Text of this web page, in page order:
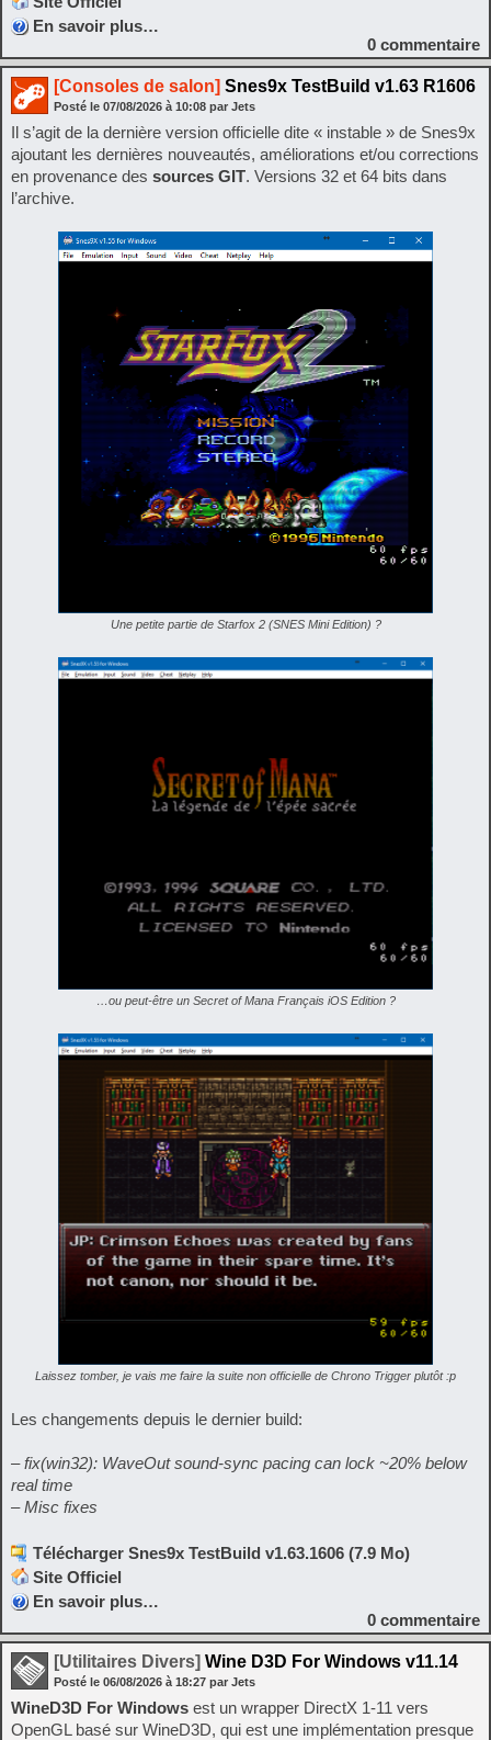
En savoir plus…
0 commentaire
[Consoles de salon] Snes9x TestBuild v1.63 R1606
Posté le 07/08/2026 à 10:08 par Jets
Il s’agit de la dernière version officielle dite « instable » de Snes9x
ajoutant les dernières nouveautés, améliorations et/ou corrections
en provenance des sources GIT. Versions 32 et 64 bits dans
l’archive.
Une petite partie de Starfox 2 (SNES Mini Edition) ?
…ou peut-être un Secret of Mana Français iOS Edition ?
Laissez tomber, je vais me faire la suite non officielle de Chrono Trigger plutôt :p
Les changements depuis le dernier build:
– fix(win32): WaveOut sound-sync pacing can lock ~20% below
real time
– Misc fixes
Télécharger Snes9x TestBuild v1.63.1606 (7.9 Mo)
Site Officiel
En savoir plus…
0 commentaire
[Utilitaires Divers] Wine D3D For Windows v11.14
Posté le 06/08/2026 à 18:27 par Jets
WineD3D For Windows est un wrapper DirectX 1-11 vers
OpenGL basé sur WineD3D, qui est une implémentation presque